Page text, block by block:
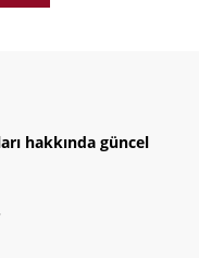
hakkında güncel